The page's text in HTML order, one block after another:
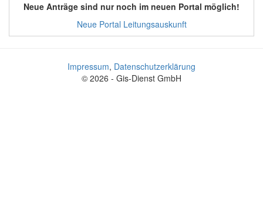
Neue Anträge sind nur noch im neuen Portal möglich!
Neue Portal Leitungsauskunft
Impressum, Datenschutzerklärung
© 2026 - Gis-Dienst GmbH